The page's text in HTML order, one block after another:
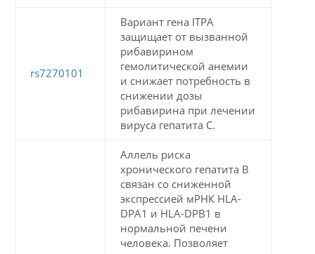
rs7270101
Вариант гена ITPA
защищает от вызванной
рибавирином
гемолитической анемии
и снижает потребность в
снижении дозы
рибавирина при лечении
вируса гепатита С.
Аллель риска
хронического гепатита В
связан со сниженной
экспрессией мРНК HLA-
DPA1 и HLA-DPB1 в
нормальной печени
человека. Позволяет